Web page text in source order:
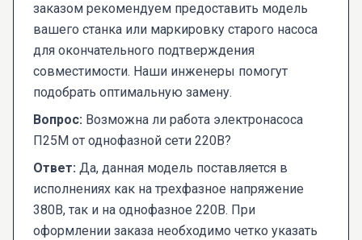
заказом рекомендуем предоставить модель
вашего станка или маркировку старого насоса
для окончательного подтверждения
совместимости. Наши инженеры помогут
подобрать оптимальную замену.
Вопрос: Возможна ли работа электронасоса
П25М от однофазной сети 220В?
Ответ: Да, данная модель поставляется в
исполнениях как на трехфазное напряжение
380В, так и на однофазное 220В. При
оформлении заказа необходимо четко указать